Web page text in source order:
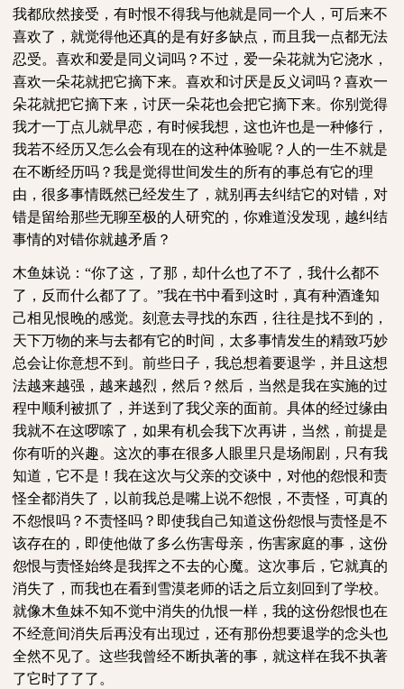
我都欣然接受，有时恨不得我与他就是同一个人，可后来不
喜欢了，就觉得他还真的是有好多缺点，而且我一点都无法
忍受。喜欢和爱是同义词吗？不过，爱一朵花就为它浇水，
喜欢一朵花就把它摘下来。喜欢和讨厌是反义词吗？喜欢一
朵花就把它摘下来，讨厌一朵花也会把它摘下来。你别觉得
我才一丁点儿就早恋，有时候我想，这也许也是一种修行，
我若不经历又怎么会有现在的这种体验呢？人的一生不就是
在不断经历吗？我是觉得世间发生的所有的事总有它的理
由，很多事情既然已经发生了，就别再去纠结它的对错，对
错是留给那些无聊至极的人研究的，你难道没发现，越纠结
事情的对错你就越矛盾？
木鱼妹说：“你了这，了那，却什么也了不了，我什么都不
了，反而什么都了了。”我在书中看到这时，真有种酒逢知
己相见恨晚的感觉。刻意去寻找的东西，往往是找不到的，
天下万物的来与去都有它的时间，太多事情发生的精致巧妙
总会让你意想不到。前些日子，我总想着要退学，并且这想
法越来越强，越来越烈，然后？然后，当然是我在实施的过
程中顺利被抓了，并送到了我父亲的面前。具体的经过缘由
我就不在这啰嗦了，如果有机会我下次再讲，当然，前提是
你有听的兴趣。这次的事在很多人眼里只是场闹剧，只有我
知道，它不是！我在这次与父亲的交谈中，对他的怨恨和责
怪全都消失了，以前我总是嘴上说不怨恨，不责怪，可真的
不怨恨吗？不责怪吗？即使我自己知道这份怨恨与责怪是不
该存在的，即使他做了多么伤害母亲，伤害家庭的事，这份
怨恨与责怪始终是我挥之不去的心魔。这次事后，它就真的
消失了，而我也在看到雪漠老师的话之后立刻回到了学校。
就像木鱼妹不知不觉中消失的仇恨一样，我的这份怨恨也在
不经意间消失后再没有出现过，还有那份想要退学的念头也
全然不见了。这些我曾经不断执著的事，就这样在我不执著
了它时了了了。